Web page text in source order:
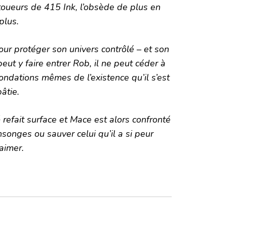
de 415 Ink, l’obsède de plus en
protéger son univers contrôlé – et son
y faire entrer Rob, il ne peut céder à
mêmes de l’existence qu’il s’est
surface et Mace est alors confronté
ou sauver celui qu’il a si peur